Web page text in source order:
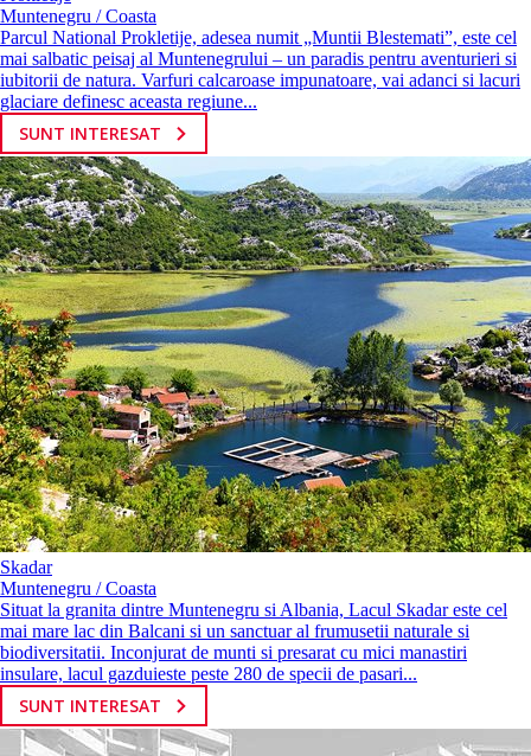
Muntenegru / Coasta
Parcul National Prokletije, adesea numit „Muntii Blestemati”, este cel
mai salbatic peisaj al Muntenegrului – un paradis pentru aventurieri si
iubitorii de natura. Varfuri calcaroase impunatoare, vai adanci si lacuri
glaciare definesc aceasta regiune...
SUNT INTERESAT
Skadar
Muntenegru / Coasta
Situat la granita dintre Muntenegru si Albania, Lacul Skadar este cel
mai mare lac din Balcani si un sanctuar al frumusetii naturale si
biodiversitatii. Inconjurat de munti si presarat cu mici manastiri
insulare, lacul gazduieste peste 280 de specii de pasari...
SUNT INTERESAT